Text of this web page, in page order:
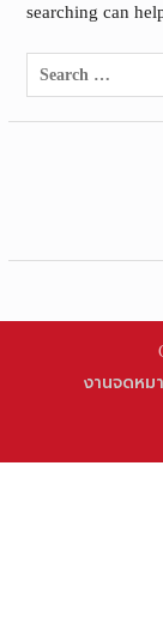
searching can
Search
for:
งานจดหม